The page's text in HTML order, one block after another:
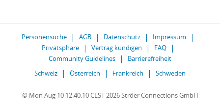
Personensuche AGB Datenschutz
Impressum
Privatsphäre
Vertrag kündigen
FAQ
Community Guidelines
Barrierefreiheit
Schweiz
Österreich Frankreich Schweden
© Mon Aug 10 12:40:10 CEST 2026 Ströer Connections GmbH